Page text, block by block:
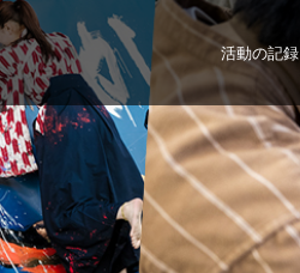
活動の記録